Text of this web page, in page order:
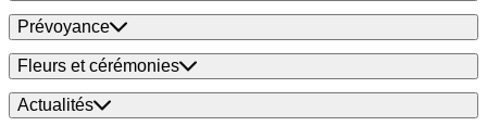
Prévoyance
Fleurs et cérémonies
Actualités